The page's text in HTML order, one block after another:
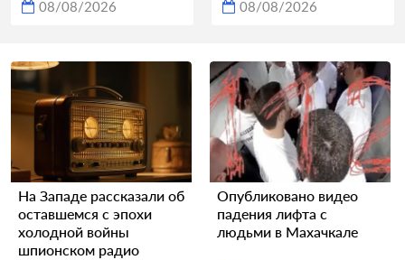
08/08/2026 08/08/2026
На Западе рассказали об
оставшемся с эпохи
холодной войны
шпионском радио
Опубликовано видео
падения лифта с
людьми в Махачкале